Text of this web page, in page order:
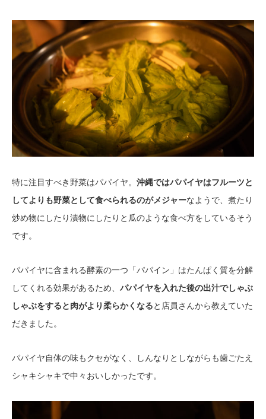
特に注目すべき野菜はパパイヤ。 沖縄ではパパイヤはフルーツと
してよりも野菜として食べられるのがメジャーなようで、煮たり
炒め物にしたり漬物にしたりと瓜のような食べ方をしているそう
です。
パパイヤに含まれる酵素の一つ「パパイン」はたんぱく質を分解
してくれる効果があるため、 パパイヤを入れた後の出汁でしゃぶ
しゃぶをすると肉がより柔らかくなると店員さんから教えていた
だきました。
パパイヤ自体の味もクセがなく、しんなりとしながらも歯ごたえ
シャキシャキで中々おいしかったです。